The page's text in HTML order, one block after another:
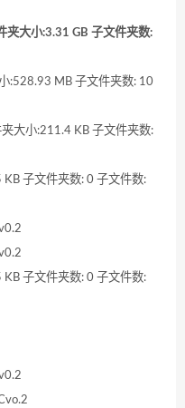
夹大小:3.31 GB 子文件夹数:
:528.93 MB 子文件夹数: 10
大小:211.4 KB 子文件夹数:
子文件夹数: 0 子文件数:
子文件夹数: 0 子文件数: